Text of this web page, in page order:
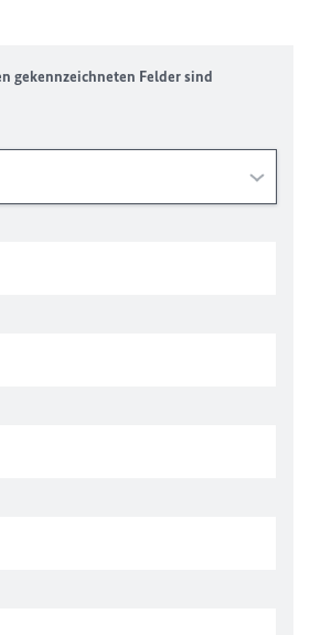
gekennzeichneten Felder sind